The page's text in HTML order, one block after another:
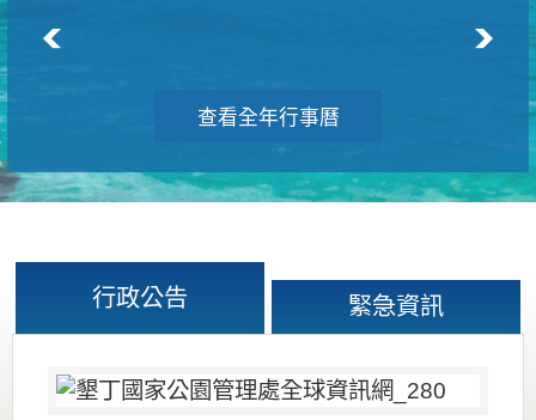
查看全年行事曆
行政公告 緊急資訊